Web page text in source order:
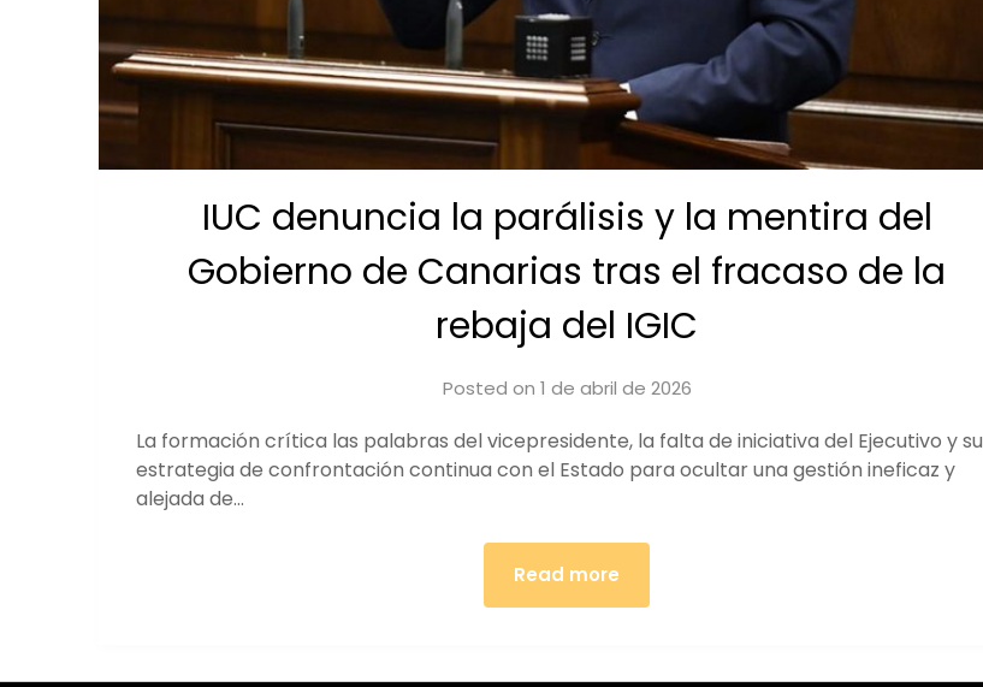
IUC denuncia la parálisis y la mentira del
Gobierno de Canarias tras el fracaso de la
rebaja del IGIC
Posted on 1 de abril de 2026
La formación crítica las palabras del vicepresidente, la falta de iniciativa del Ejecutivo y su
estrategia de confrontación continua con el Estado para ocultar una gestión ineficaz y
alejada de…
Read more